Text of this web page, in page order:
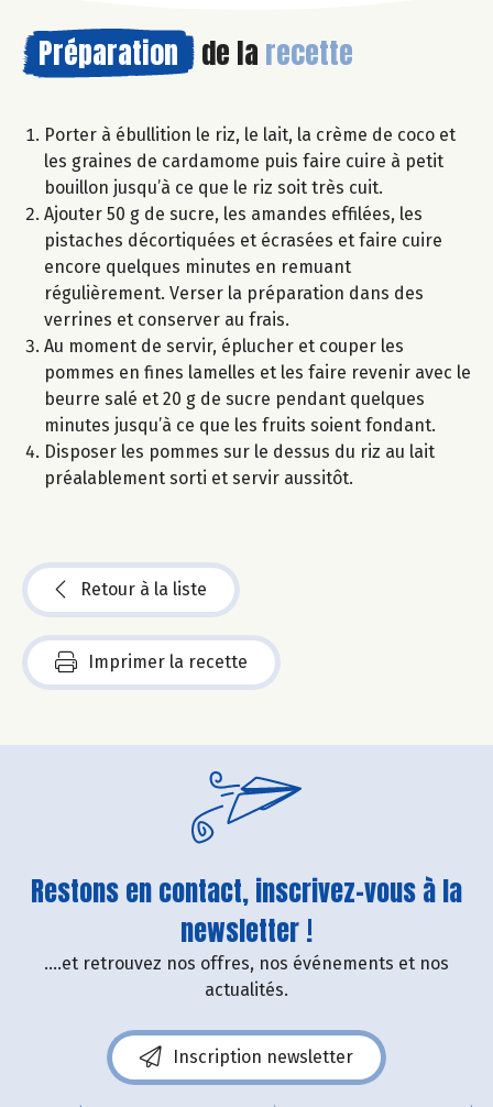
Préparation de la recette
Porter à ébullition le riz, le lait, la crème de coco et
les graines de cardamome puis faire cuire à petit
bouillon jusqu’à ce que le riz soit très cuit.
Ajouter 50 g de sucre, les amandes effilées, les
pistaches décortiquées et écrasées et faire cuire
encore quelques minutes en remuant
régulièrement. Verser la préparation dans des
verrines et conserver au frais.
Au moment de servir, éplucher et couper les
pommes en fines lamelles et les faire revenir avec le
beurre salé et 20 g de sucre pendant quelques
minutes jusqu’à ce que les fruits soient fondant.
Disposer les pommes sur le dessus du riz au lait
préalablement sorti et servir aussitôt.
Retour à la liste
Imprimer la recette
Restons en contact, inscrivez-vous à la
newsletter !
....et retrouvez nos offres, nos événements et nos
actualités.
Inscription newsletter